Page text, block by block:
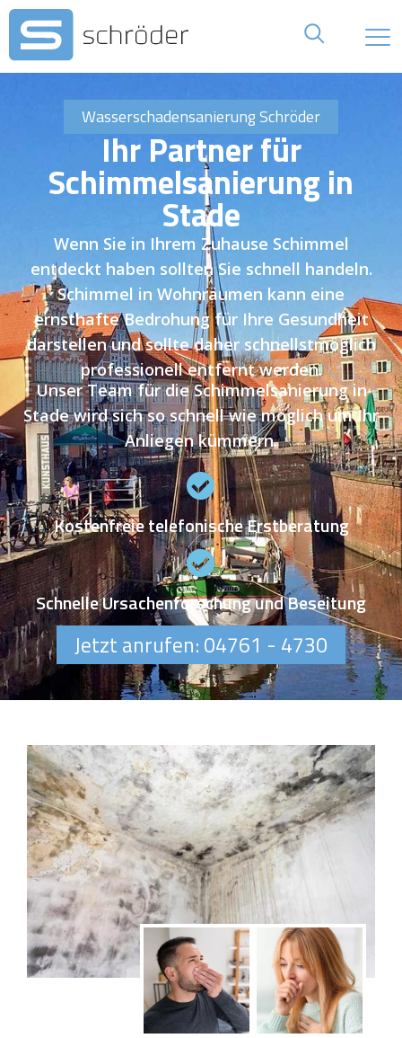
Wasserschadensanierung Schröder
Ihr Partner für
Schimmelsanierung in
Stade
Wenn Sie in Ihrem Zuhause Schimmel
entdeckt haben sollten Sie schnell handeln.
Schimmel in Wohnräumen kann eine
ernsthafte Bedrohung für Ihre Gesundheit
darstellen und sollte daher schnellstmöglich
professionell entfernt werden.
Unser Team für die Schimmelsanierung in
Stade wird sich so schnell wie möglich um Ihr
Anliegen kümmern.
Kostenfreie telefonische Erstberatung
Schnelle Ursachenforschung und Beseitung
Jetzt anrufen: 04761 - 4730